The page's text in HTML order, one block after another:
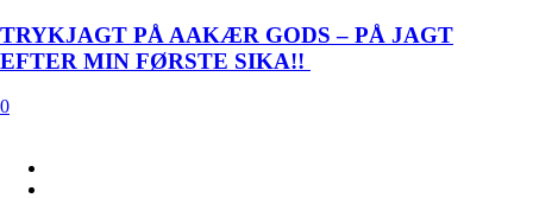
TRYKJAGT PÅ AAKÆR GODS – PÅ JAGT
EFTER MIN FØRSTE SIKA!!
0